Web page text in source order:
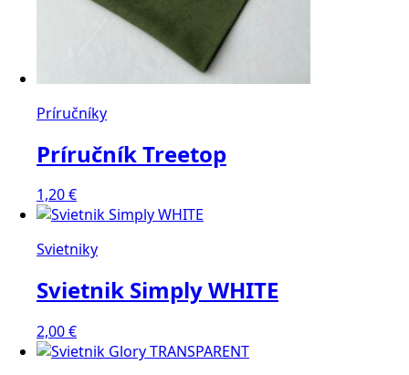
Príručníky
Príručník Treetop
1,20€
Svietniky
Svietnik Simply WHITE
2,00€